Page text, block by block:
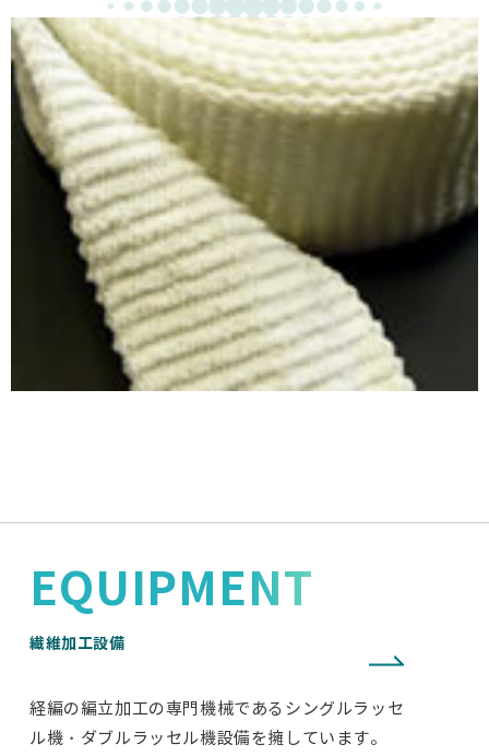
EQUIPMENT
繊維加工設備
経編の編立加工の専門機械であるシングルラッセ
ル機・ダブルラッセル機設備を擁しています。